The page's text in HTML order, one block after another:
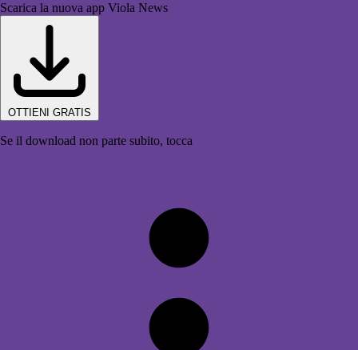
Scarica la nuova app Viola News
OTTIENI GRATIS
Se il download non parte subito, tocca